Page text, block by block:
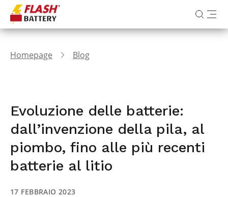
Homepage Blog
Evoluzione delle batterie:
dall’invenzione della pila, al
piombo, fino alle più recenti
batterie al litio
17 FEBBRAIO 2023